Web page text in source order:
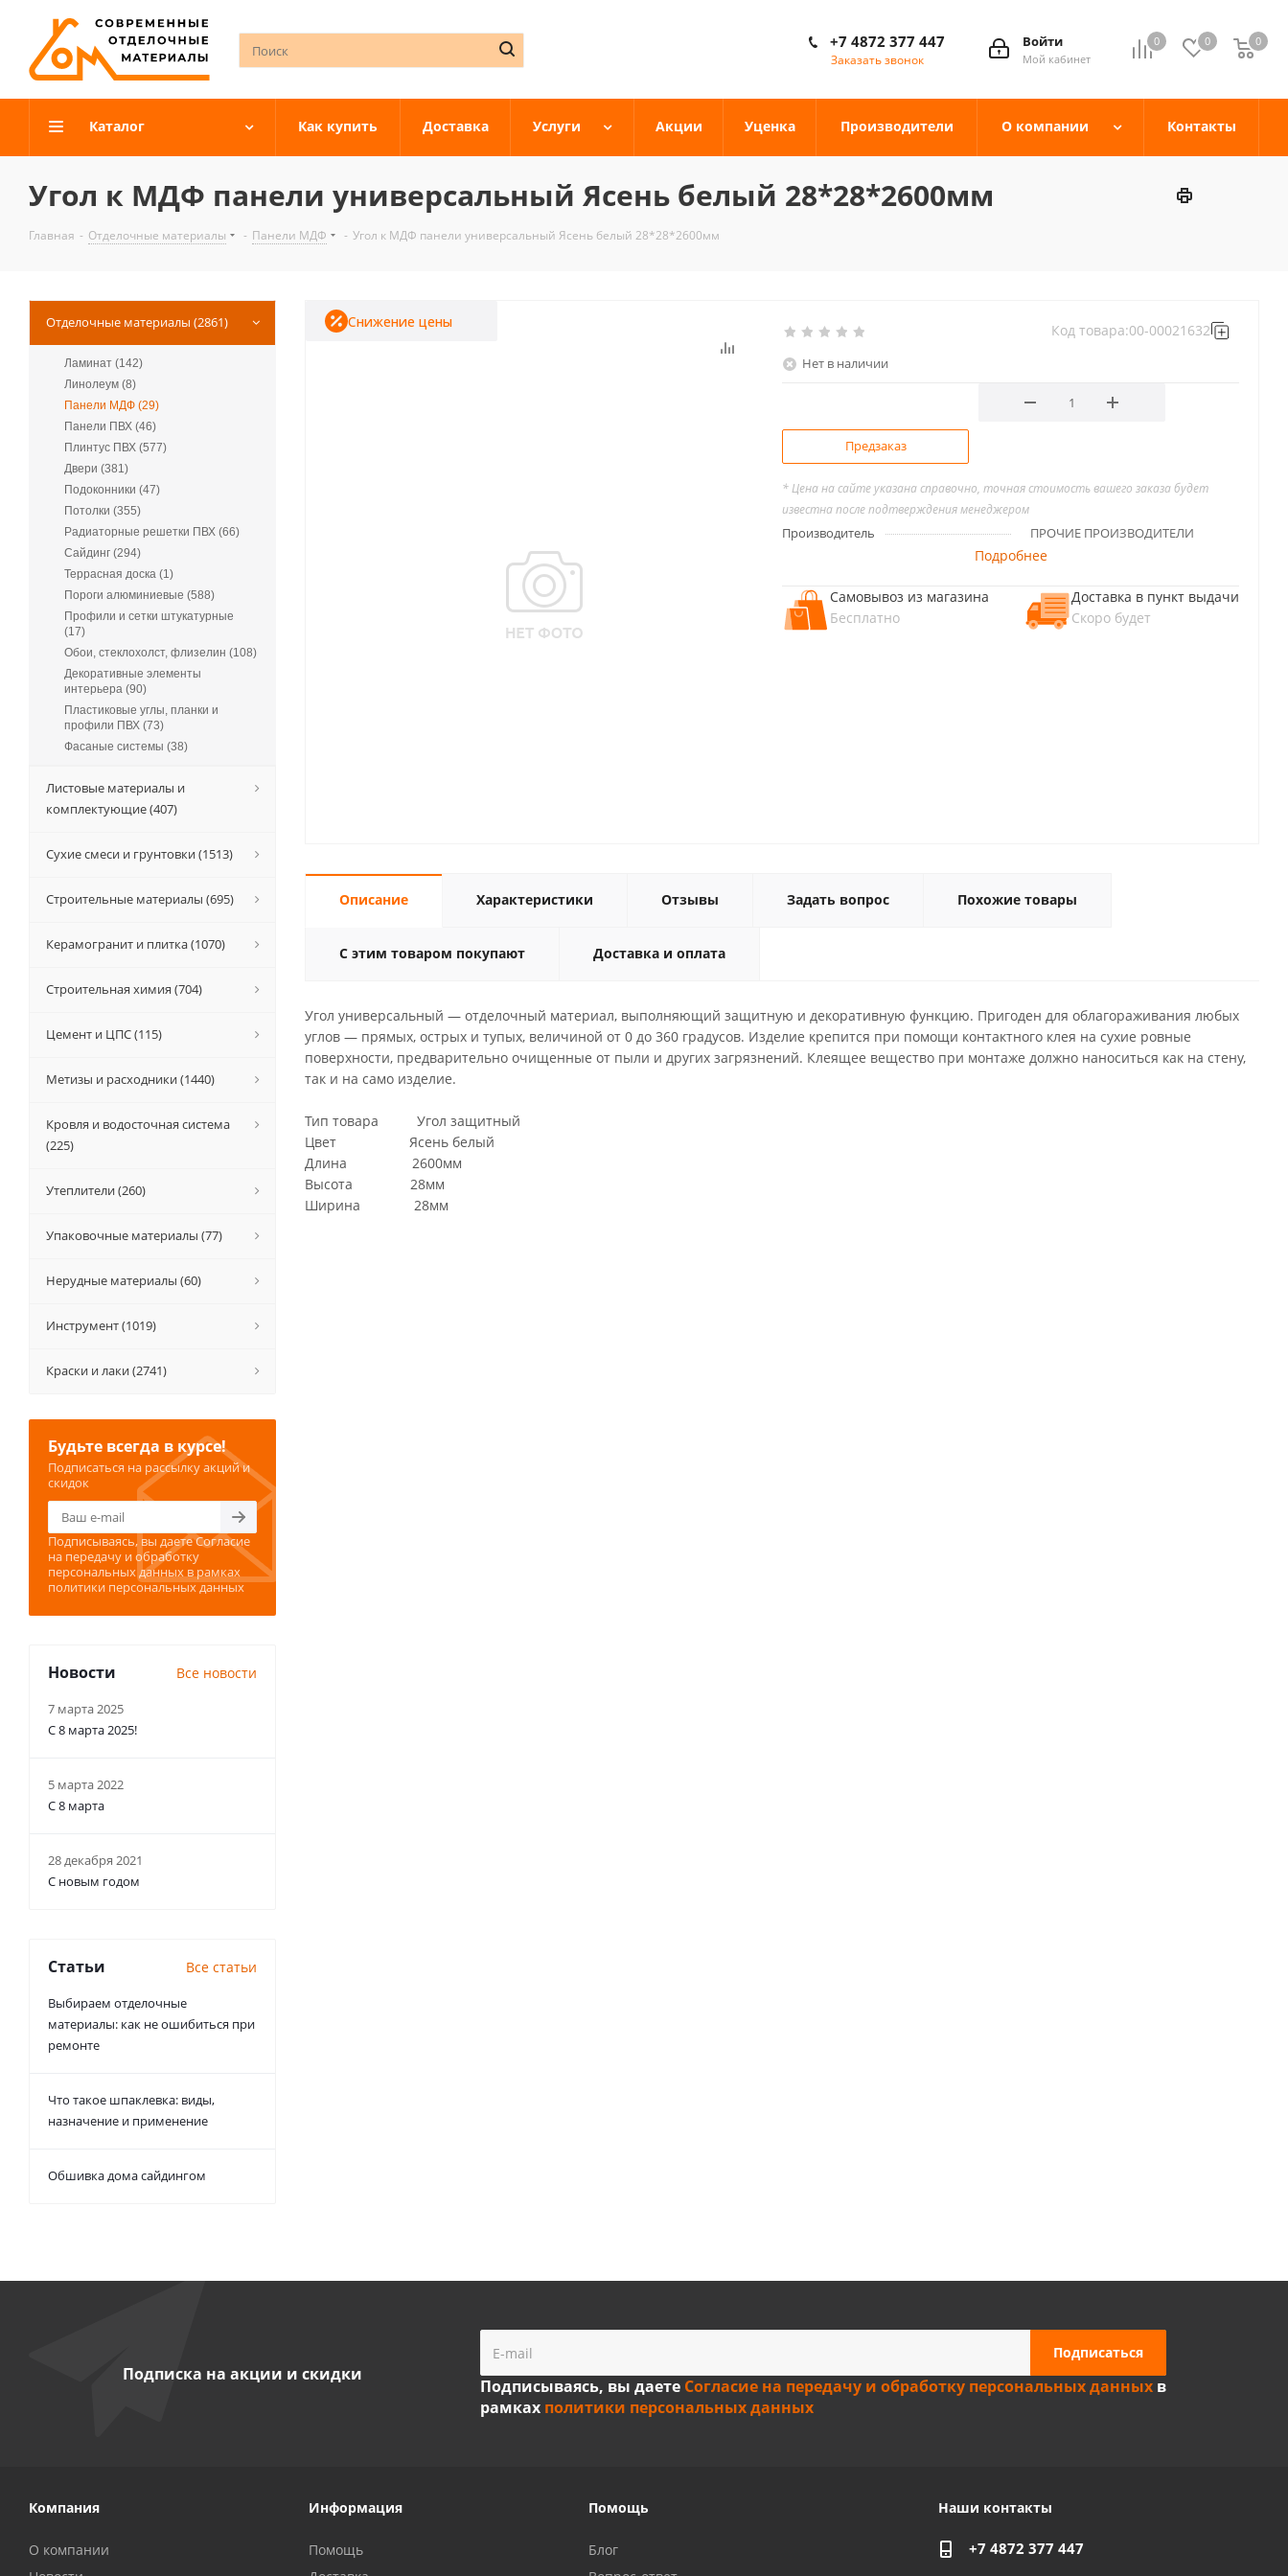
0 0 0
Войти
Мой кабинет
+7 4872 377 447
Заказать звонок
Каталог Как купить Доставка Услуги Акции Уценка Производители О компании Контакты
Угол к МДФ панели универсальный Ясень белый 28*28*2600мм
Главная - Отделочные материалы - Панели МДФ - Угол к МДФ панели универсальный Ясень белый 28*28*2600мм
Нет в наличии
Код товара:00-00021632
Снижение цены
Предзаказ
* Цена на сайте указана справочно, точная стоимость вашего заказа будет
известна после подтверждения менеджером
Производитель ПРОЧИЕ ПРОИЗВОДИТЕЛИ
Подробнее
Самовывоз из магазина
Бесплатно
Доставка в пункт выдачи
Скоро будет
Описание Характеристики Отзывы Задать вопрос Похожие товары
С этим товаром покупают Доставка и оплата
Угол универсальный — отделочный материал, выполняющий защитную и декоративную функцию. Пригоден для облагораживания любых
углов — прямых, острых и тупых, величиной от 0 до 360 градусов. Изделие крепится при помощи контактного клея на сухие ровные
поверхности, предварительно очищенные от пыли и других загрязнений. Клеящее вещество при монтаже должно наноситься как на стену,
так и на само изделие.
Тип товара Угол защитный
Цвет Ясень белый
Длина 2600мм
Высота 28мм
Ширина 28мм
Отделочные материалы (2861)
Ламинат (142)
Линолеум (8)
Панели МДФ (29)
Панели ПВХ (46)
Плинтус ПВХ (577)
Двери (381)
Подоконники (47)
Потолки (355)
Радиаторные решетки ПВХ (66)
Сайдинг (294)
Террасная доска (1)
Пороги алюминиевые (588)
Профили и сетки штукатурные
(17)
Обои, стеклохолст, флизелин (108)
Декоративные элементы
интерьера (90)
Пластиковые углы, планки и
профили ПВХ (73)
Фасаные системы (38)
Листовые материалы и
комплектующие (407)
Сухие смеси и грунтовки (1513)
Строительные материалы (695)
Керамогранит и плитка (1070)
Строительная химия (704)
Цемент и ЦПС (115)
Метизы и расходники (1440)
Кровля и водосточная система
(225)
Утеплители (260)
Упаковочные материалы (77)
Нерудные материалы (60)
Инструмент (1019)
Краски и лаки (2741)
Будьте всегда в курсе!
Подписаться на рассылку акций и
скидок
Подписываясь, вы даетеСогласие
на передачу и обработку
персональных данных в рамках
политики персональных данных
Новости Все новости
7 марта 2025
С 8 марта 2025!
5 марта 2022
С 8 марта
28 декабря 2021
С новым годом
Статьи Все статьи
Выбираем отделочные
материалы: как не ошибиться при
ремонте
Что такое шпаклевка: виды,
назначение и применение
Обшивка дома сайдингом
Подписка на акции и скидки
Подписываясь, вы даете Согласие на передачу и обработку персональных данныхв
рамках политики персональных данных
Компания
О компании
Информация
Помощь
Помощь
Блог
Наши контакты
+7 4872 377 447